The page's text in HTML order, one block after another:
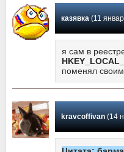
казявка(11 января
я сам в
поменял
kravcoffivan(14